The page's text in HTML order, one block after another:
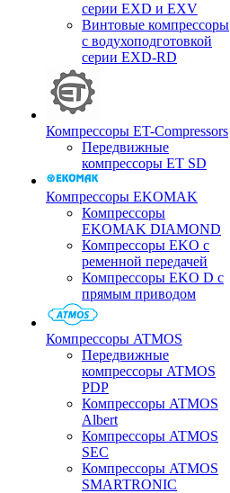
серии EXD и EXV
Винтовые компрессоры
с водухоподготовкой
серии EXD-RD
Компрессоры ET-Compressors
Передвижные
компрессоры ET SD
Компрессоры EKOMAK
Компрессоры
EKOMAK DIAMOND
Компрессоры EKO c
ременной передачей
Компрессоры EKO D с
прямым приводом
Компрессоры ATMOS
Передвижные
компрессоры ATMOS
PDP
Компрессоры ATMOS
Albert
Компрессоры ATMOS
SEC
Компрессоры ATMOS
SMARTRONIC